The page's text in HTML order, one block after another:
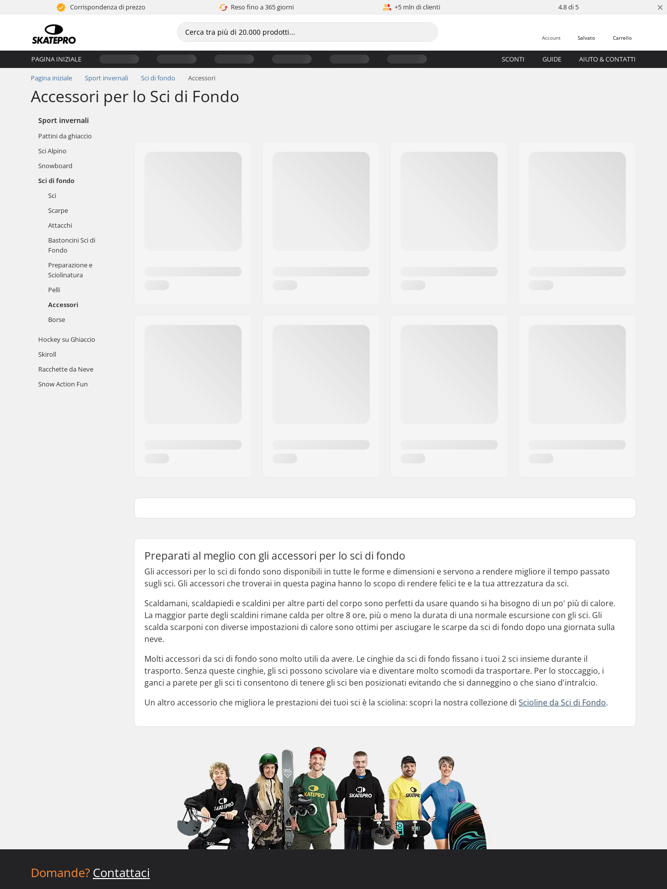
Corrispondenza di prezzo Reso fino a 365 giorni +5 mln di clienti 4.8 di 5 ×
Carrello
Salvato
Account
PAGINA INIZIALE SCONTI GUIDE AIUTO & CONTATTI
Pagina iniziale Sport invernali Sci di fondo Accessori
Accessori per lo Sci di Fondo
Sport invernali
Pattini da ghiaccio
Sci Alpino
Snowboard
Sci di fondo
Sci
Scarpe
Attacchi
Bastoncini Sci di
Fondo
Preparazione e
Sciolinatura
Pelli
Accessori
Borse
Hockey su Ghiaccio
Skiroll
Racchette da Neve
Snow Action Fun
Preparati al meglio con gli accessori per lo sci di fondo
Gli accessori per lo sci di fondo sono disponibili in tutte le forme e dimensioni e servono a rendere migliore il tempo passato
sugli sci. Gli accessori che troverai in questa pagina hanno lo scopo di rendere felici te e la tua attrezzatura da sci.
Scaldamani, scaldapiedi e scaldini per altre parti del corpo sono perfetti da usare quando si ha bisogno di un po' più di calore.
La maggior parte degli scaldini rimane calda per oltre 8 ore, più o meno la durata di una normale escursione con gli sci. Gli
scalda scarponi con diverse impostazioni di calore sono ottimi per asciugare le scarpe da sci di fondo dopo una giornata sulla
neve.
Molti accessori da sci di fondo sono molto utili da avere. Le cinghie da sci di fondo fissano i tuoi 2 sci insieme durante il
trasporto. Senza queste cinghie, gli sci possono scivolare via e diventare molto scomodi da trasportare. Per lo stoccaggio, i
ganci a parete per gli sci ti consentono di tenere gli sci ben posizionati evitando che si danneggino o che siano d'intralcio.
Un altro accessorio che migliora le prestazioni dei tuoi sci è la sciolina: scopri la nostra collezione diScioline da Sci di Fondo.
Domande? Contattaci